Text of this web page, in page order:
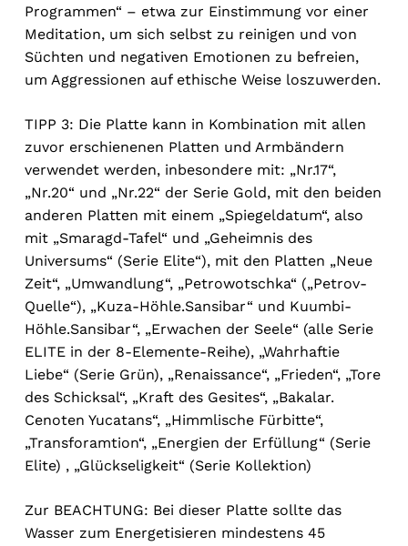
Programmen“ – etwa zur Einstimmung vor einer
Meditation, um sich selbst zu reinigen und von
Süchten und negativen Emotionen zu befreien,
um Aggressionen auf ethische Weise loszuwerden.
TIPP 3: Die Platte kann in Kombination mit allen
zuvor erschienenen Platten und Armbändern
verwendet werden, inbesondere mit: „Nr.17“,
„Nr.20“ und „Nr.22“ der Serie Gold, mit den beiden
anderen Platten mit einem „Spiegeldatum“, also
mit „Smaragd-Tafel“ und „Geheimnis des
Universums“ (Serie Elite“), mit den Platten „Neue
Zeit“, „Umwandlung“, „Petrowotschka“ („Petrov-
Quelle“), „Kuza-Höhle.Sansibar“ und Kuumbi-
Höhle.Sansibar“, „Erwachen der Seele“ (alle Serie
ELITE in der 8-Elemente-Reihe), „Wahrhaftie
Liebe“ (Serie Grün), „Renaissance“, „Frieden“, „Tore
des Schicksal“, „Kraft des Gesites“, „Bakalar.
Cenoten Yucatans“, „Himmlische Fürbitte“,
„Transforamtion“, „Energien der Erfüllung“ (Serie
Elite) , „Glückseligkeit“ (Serie Kollektion)
Zur BEACHTUNG: Bei dieser Platte sollte das
Wasser zum Energetisieren mindestens 45